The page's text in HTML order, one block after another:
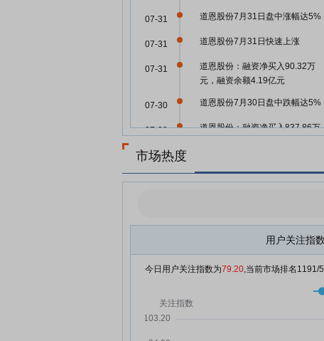
道恩股份7月31日盘中涨幅达5%
07-31
道恩股份7月31日快速上涨
07-31
道恩股份：融资净买入90.32万
元，融资余额4.19亿元
07-31
道恩股份7月30日盘中跌幅达5%
07-30
道恩股份：融资净买入837.86万
07-30
元，融资余额4.09亿元
07-28
道恩股份：融资净偿还225.77万
07-24
市场热度
用户关注指数
今日用户关注指数为79.20,当前市场排名 1191/